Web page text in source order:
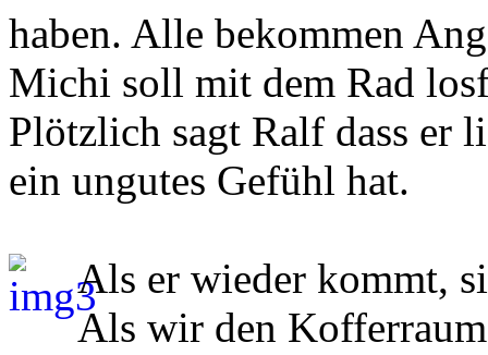
haben. Alle bekommen
Michi soll mit dem Rad
Plötzlich sagt Ralf dass er
ein ungutes Gefühl hat.
Als er wieder kommt,
Als wir den